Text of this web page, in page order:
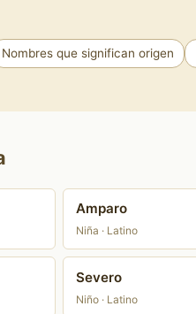
Nombres que significan origen
Amparo
Niña · Latino
Severo
Niño · Latino